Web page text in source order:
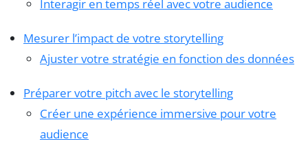
Interagir en temps réel avec votre audience
Mesurer l’impact de votre storytelling
Ajuster votre stratégie en fonction des données
Préparer votre pitch avec le storytelling
Créer une expérience immersive pour votre
audience